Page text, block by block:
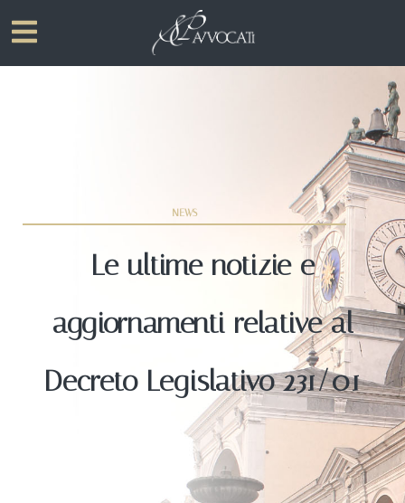
NEWS
Le ultime notizie e
aggiornamenti relative al
Decreto Legislativo 231/01